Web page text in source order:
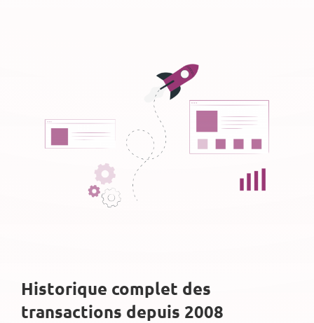
Historique complet des
transactions depuis 2008